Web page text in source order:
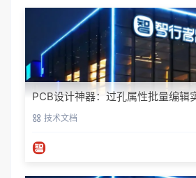
PCB设计神器：过孔属性批量编辑
技术文档